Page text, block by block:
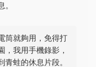
筒就夠用，免得打
，我用手機錄影，
蛙的休息片段。